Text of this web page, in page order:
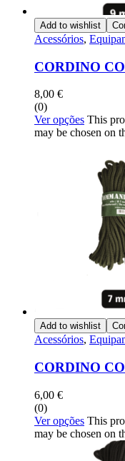
Add to wishlist
Acessórios,
CORDINO
8,00 €
(0)
Ver opções This
may be chosen on
Add to wishlist
Acessórios,
CORDINO
6,00 €
(0)
Ver opções This
may be chosen on